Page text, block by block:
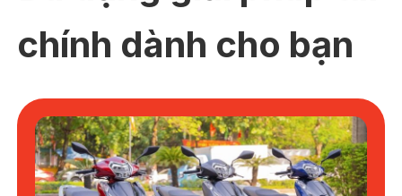
chính dành cho bạn